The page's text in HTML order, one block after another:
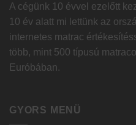
A cégünk 10 évvel ezelőtt
10 év alatt mi lettünk az
internetes matrac
több, mint 500 típusú
Euróbában.
GYORS MENÜ